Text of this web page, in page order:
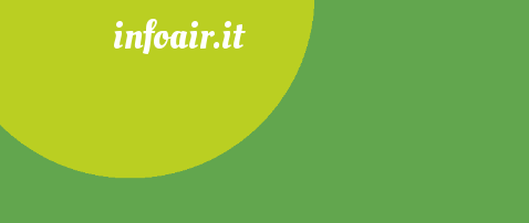
infoair.it